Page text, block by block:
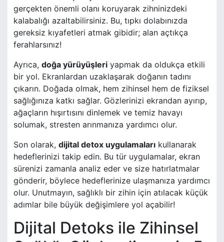
gerçekten önemli olanı koruyarak zihninizdeki
kalabalığı azaltabilirsiniz. Bu, tıpkı dolabınızda
gereksiz kıyafetleri atmak gibidir; alan açtıkça
ferahlarsınız!
Ayrıca, doğa yürüyüşleri yapmak da oldukça etkili
bir yol. Ekranlardan uzaklaşarak doğanın tadını
çıkarın. Doğada olmak, hem zihinsel hem de fiziksel
sağlığınıza katkı sağlar. Gözlerinizi ekrandan ayırıp,
ağaçların hışırtısını dinlemek ve temiz havayı
solumak, stresten arınmanıza yardımcı olur.
Son olarak, dijital detox uygulamaları kullanarak
hedeflerinizi takip edin. Bu tür uygulamalar, ekran
sürenizi zamanla analiz eder ve size hatırlatmalar
gönderir, böylece hedeflerinize ulaşmanıza yardımcı
olur. Unutmayın, sağlıklı bir zihin için atılacak küçük
adımlar bile büyük değişimlere yol açabilir!
Dijital Detoks ile Zihinsel